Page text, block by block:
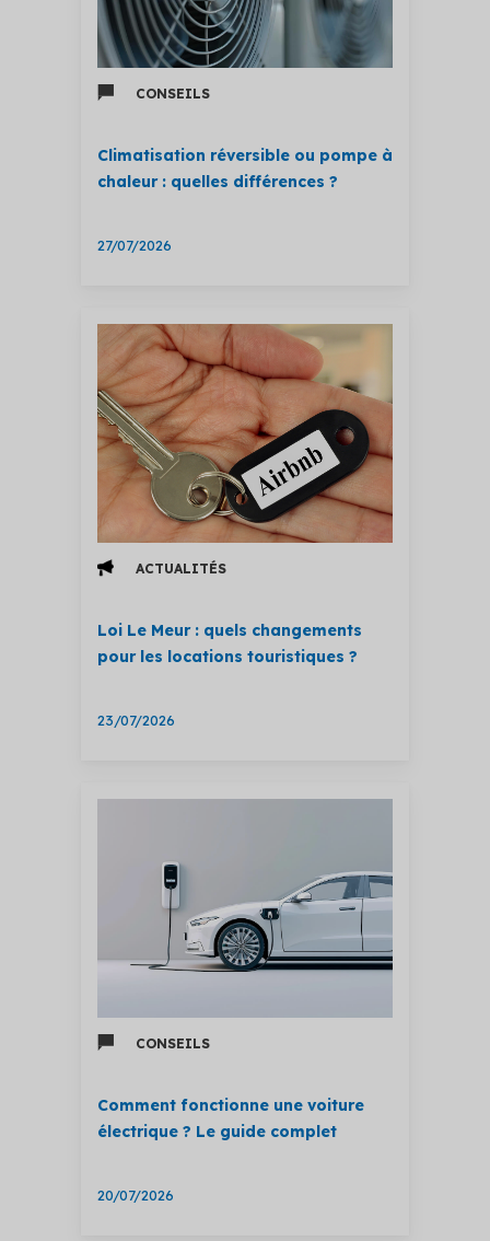
CONSEILS
Climatisation réversible ou pompe à
chaleur : quelles différences ?
27/07/2026
ACTUALITÉS
Loi Le Meur : quels changements
pour les locations touristiques ?
23/07/2026
CONSEILS
Comment fonctionne une voiture
électrique ? Le guide complet
20/07/2026